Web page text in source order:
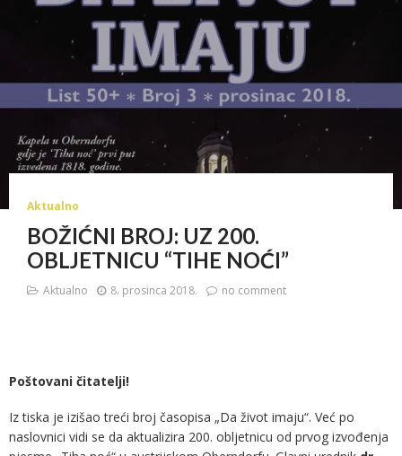
Aktualno
BOŽIĆNI BROJ: UZ 200.
OBLJETNICU “TIHE NOĆI”
Aktualno 8. prosinca 2018. no comment
Poštovani čitatelji!
Iz tiska je izišao treći broj časopisa „Da život imaju“. Već po
naslovnici vidi se da aktualizira 200. obljetnicu od prvog izvođenja